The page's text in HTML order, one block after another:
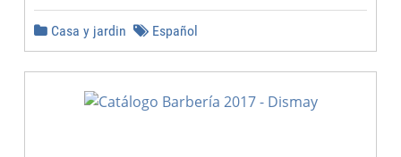
Casa y jardin Español